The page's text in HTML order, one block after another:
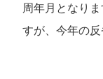
周年月となり
すが、今年の反